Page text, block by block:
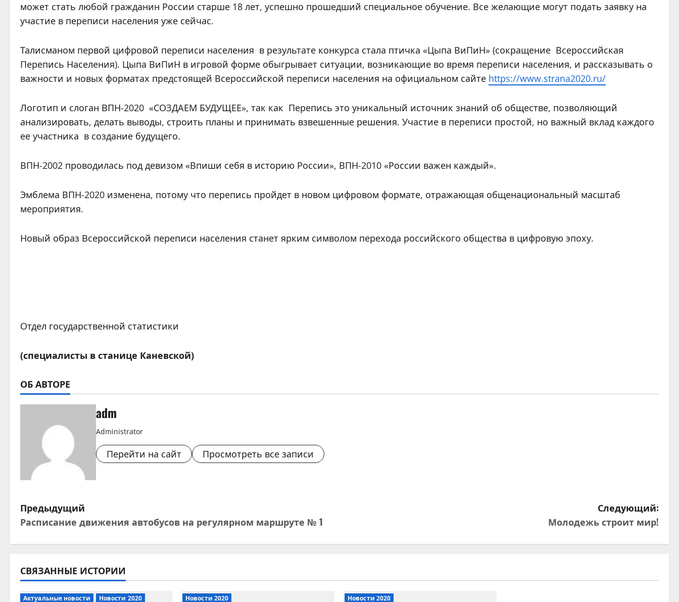
может стать любой гражданин России старше 18 лет, успешно прошедший специальное обучение. Все желающие могут подать заявку на
участие в переписи населения уже сейчас.
Талисманом первой цифровой переписи населения в результате конкурса стала птичка «Цыпа ВиПиН» (сокращение Всероссийская
Перепись Населения). Цыпа ВиПиН в игровой форме обыгрывает ситуации, возникающие во время переписи населения, и рассказывать о
важности и новых форматах предстоящей Всероссийской переписи населения на официальном сайте https://www.strana2020.ru/
Логотип и слоган ВПН-2020 «СОЗДАЕМ БУДУЩЕЕ», так как Перепись это уникальный источник знаний об обществе, позволяющий
анализировать, делать выводы, строить планы и принимать взвешенные решения. Участие в переписи простой, но важный вклад каждого
ее участника в создание будущего.
ВПН-2002 проводилась под девизом «Впиши себя в историю России», ВПН-2010 «России важен каждый».
Эмблема ВПН-2020 изменена, потому что перепись пройдет в новом цифровом формате, отражающая общенациональный масштаб
мероприятия.
Новый образ Всероссийской переписи населения станет ярким символом перехода российского общества в цифровую эпоху.
Отдел государственной статистики
(специалисты в станице Каневской)
ОБ АВТОРЕ
adm
Administrator
Перейти на сайт Просмотреть все записи
Н
а
в
и
г
Предыдущий
Расписание движения автобусов на регулярном маршруте № 1
Следующий:
Молодежь строит мир!
СВЯЗАННЫЕ ИСТОРИИ
Актуальные новости Новости 2020 Новости 2020 Новости 2020